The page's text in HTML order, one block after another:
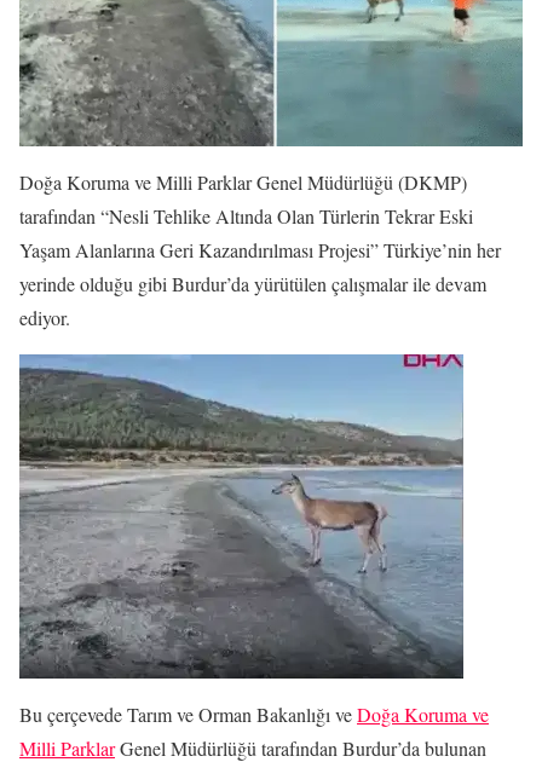
Doğa Koruma ve Milli Parklar Genel Müdürlüğü (DKMP)
tarafından “Nesli Tehlike Altında Olan Türlerin Tekrar Eski
Yaşam Alanlarına Geri Kazandırılması Projesi” Türkiye’nin her
yerinde olduğu gibi Burdur’da yürütülen çalışmalar ile devam
ediyor.
Bu çerçevede Tarım ve Orman Bakanlığı veDoğa Koruma ve
Milli ParklarGenel Müdürlüğü tarafından Burdur’da bulunan